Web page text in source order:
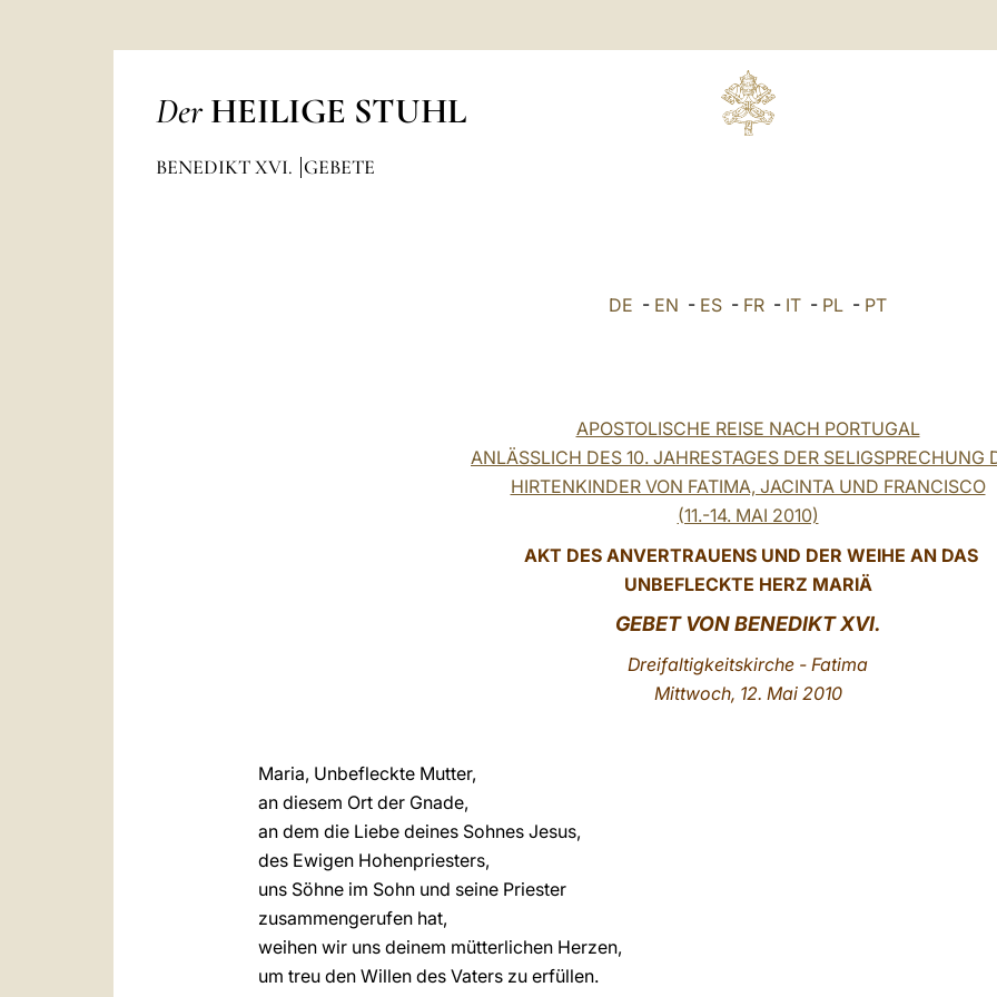
Der HEILIGE STUHL
BENEDIKT XVI. GEBETE
DE - EN - ES - FR - IT - PL - PT
APOSTOLISCHE REISE NACH PORTUGAL
ANLÄSSLICH DES 10. JAHRESTAGES DER SELIGSPRECHUNG
HIRTENKINDER VON FATIMA, JACINTA UND FRANCISCO
(11.-14. MAI 2010)
AKT DES ANVERTRAUENS UND DER WEIHE AN DAS
UNBEFLECKTE HERZ MARIÄ
GEBETVON BENEDIKT XVI.
Dreifaltigkeitskirche - Fatima
Mittwoch, 12. Mai 2010
Maria, Unbefleckte Mutter,
an diesem Ort der Gnade,
an dem die Liebe deines Sohnes Jesus,
des Ewigen Hohenpriesters,
uns Söhne im Sohn und seine Priester
zusammengerufen hat,
weihen wir uns deinem mütterlichen Herzen,
um treu den Willen des Vaters zu erfüllen.